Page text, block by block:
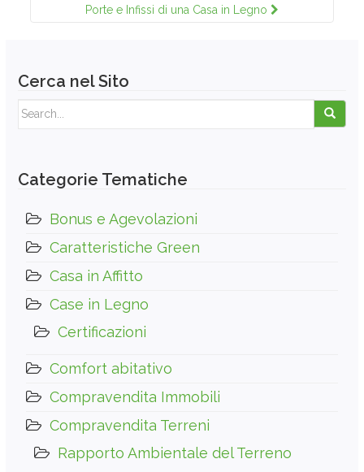
Porte e Infissi di una Casa in Legno
Cerca nel Sito
Search for:
Categorie Tematiche
Bonus e Agevolazioni
Caratteristiche Green
Casa in Affitto
Case in Legno
Certificazioni
Comfort abitativo
Compravendita Immobili
Compravendita Terreni
Rapporto Ambientale del Terreno